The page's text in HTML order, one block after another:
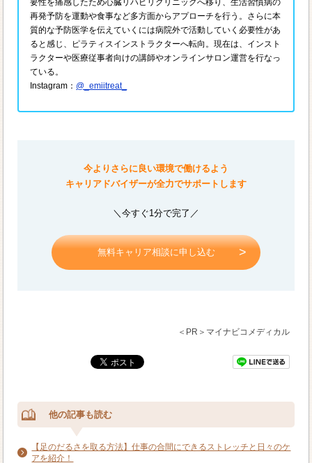
要性を痛感したため心臓リハビリクリニックへ移り、生活習慣病の
再発予防を運動や食事など多方面からアプローチを行う。さらに本
質的な予防医学を伝えていくには病院外で活動していく必要性があ
ると感じ、ピラティスインストラクターへ転向。現在は、インスト
ラクターや医療従事者向けの講師やオンラインサロン運営を行なっ
ている。
Instagram： @_emiitreat_
今よりさらに良い環境で働けるよう
キャリアドバイザーが全力でサポートします
＼今すぐ1分で完了／
無料キャリア相談に申し込む
＜PR＞マイナビコメディカル
他の記事も読む
【足のだるさを取る方法】仕事の合間にできるストレッチと日々のケ
アを紹介！